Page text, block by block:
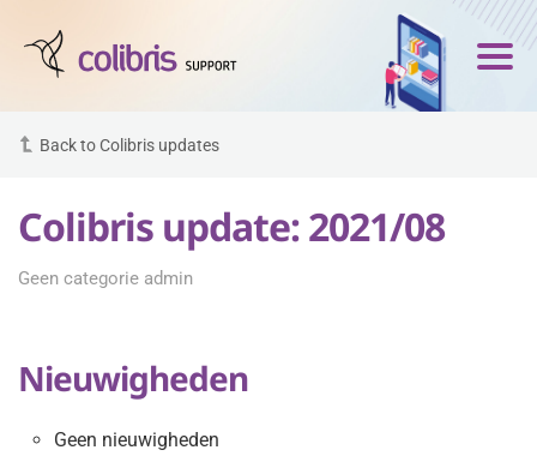
Back to Colibris updates
Colibris update: 2021/08
Geen categorie admin
Nieuwigheden
Geen nieuwigheden